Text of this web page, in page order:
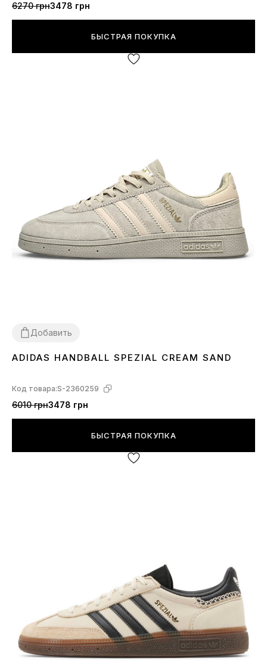
6270 грн3478 грн
БЫСТРАЯ ПОКУПКА
Добавить
39 4041
ADIDAS HANDBALL SPEZIAL CREAM SAND
Код товара:S-2360259
6010 грн3478 грн
БЫСТРАЯ ПОКУПКА